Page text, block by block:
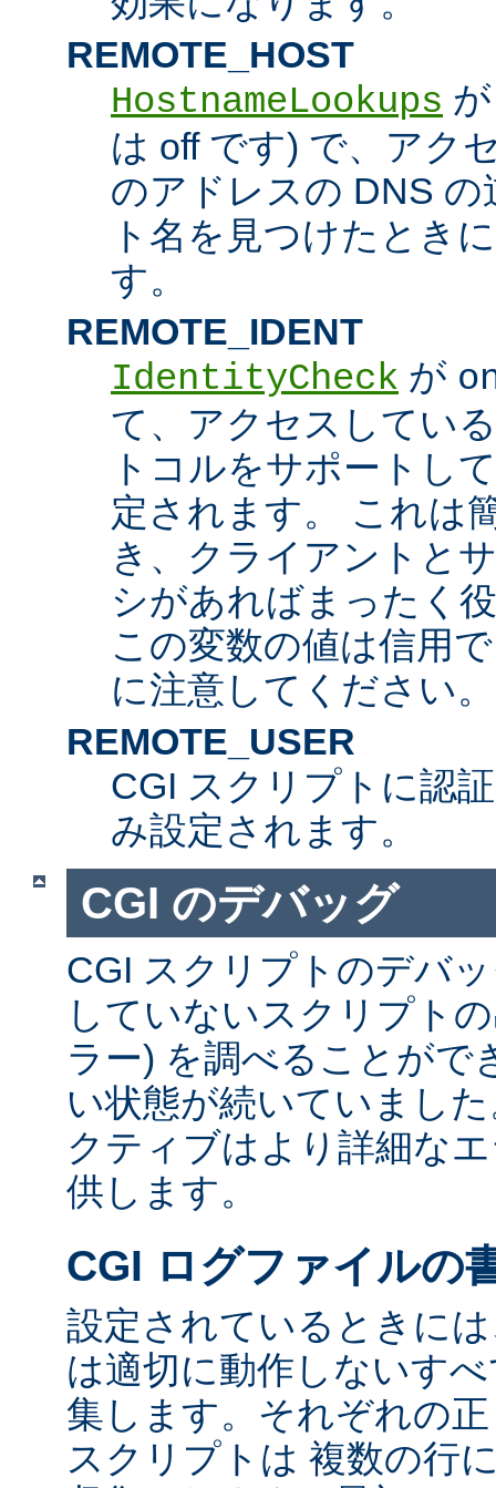
REMOTE_HOST
HostnameLookups
は off です) で、アク
のアドレスの DNS
ト名を見つけたとき
す。
REMOTE_IDENT
IdentityCheck が
て、アクセスしてい
トコルをサポートし
定されます。 これは
き、クライアントと
シがあればまったく
この変数の値は信用
に注意してください。
REMOTE_USER
CGI スクリプトに認
み設定されます。
CGI のデバッグ
CGI スクリプトのデバ
していないスクリプト
ラー) を調べることがで
い状態が続いていまし
クティブはより詳細な
供します。
CGI ログファイルの
設定されているときに
は適切に動作しないす
集します。それぞれの
スクリプトは 複数の行